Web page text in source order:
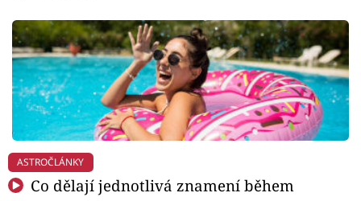
ASTROČLÁNKY
Co dělají jednotlivá znamení během